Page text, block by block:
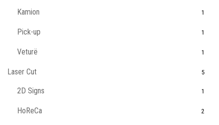
Kamion 1
Pick-up 1
Veturë 1
Laser Cut 5
2D Signs 1
HoReCa 2